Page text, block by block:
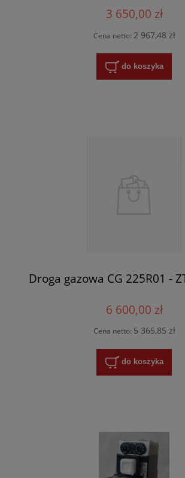
3 650,00 zł
Cena netto: 2 967,48 zł
do koszyka
Droga gazowa CG 225R01 -
6 600,00 zł
Cena netto: 5 365,85 zł
do koszyka